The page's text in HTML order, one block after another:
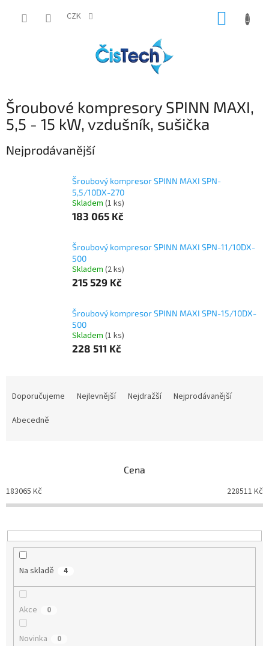
CZK
Šroubové kompresory SPINN MAXI,
5,5 - 15 kW, vzdušník, sušička
Nejprodávanější
Šroubový kompresor SPINN MAXI SPN-
5,5/10DX-270
Skladem (1 ks)
183 065 Kč
Šroubový kompresor SPINN MAXI SPN-11/10DX-
500
Skladem (2 ks)
215 529 Kč
Šroubový kompresor SPINN MAXI SPN-15/10DX-
500
Skladem (1 ks)
228 511 Kč
o
d
k
t
Doporučujeme Nejlevnější Nejdražší
Nejprodávanější
Abecedně
Cena
183065 Kč 228511 Kč
Na skladě 4
Akce 0
Novinka 0